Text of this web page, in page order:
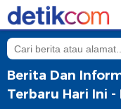
Berita Dan
Terbaru Hari Ini